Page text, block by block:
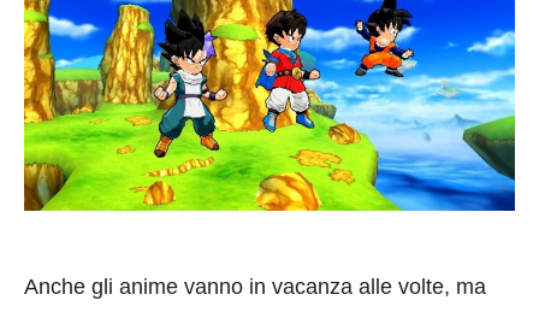
Anche gli anime vanno in vacanza alle volte, ma